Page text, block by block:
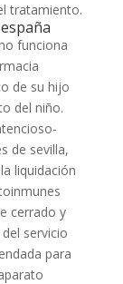
tratamiento.
funciona
de su hijo
del niño.
de sevilla,
liquidación
cerrado y
servicio
para